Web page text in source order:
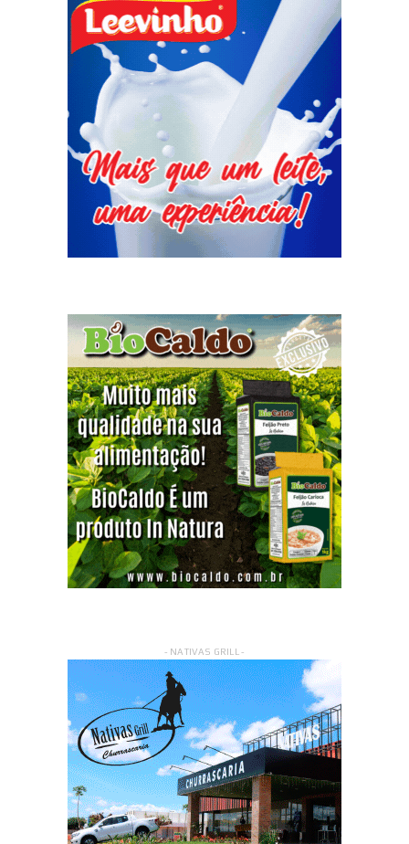
- NATIVAS GRILL -